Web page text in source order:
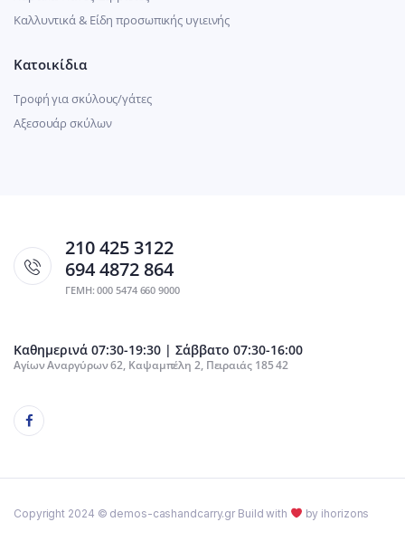
Καλλυντικά & Είδη προσωπικής υγιεινής
Κατοικίδια
Τροφή για σκύλους/γάτες
Αξεσουάρ σκύλων
210 425 3122
694 4872 864
ΓΕΜΗ: 000 5474 660 9000
Καθημερινά 07:30-19:30 | Σάββατο 07:30-16:00
Αγίων Αναργύρων 62, Καψαμπέλη 2, Πειραιάς 185 42
Copyright 2024 © demos-cashandcarry.gr Build with by ihorizons